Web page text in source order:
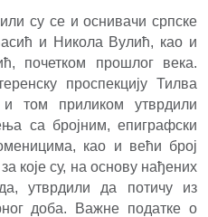
су се и оснивачи српске
и Никола Вулић, као и
почетком прошлог века.
проспекцију Тилва
том приликом утврдили
са бројним, епиграфски
као и већи број
које су, на основу нађених
утврдили да потичу из
доба. Важне податке о